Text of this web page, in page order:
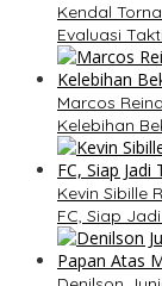
Kendal
Evaluasi
Marcos
Kelebihan
Kevin Sibille
FC, Siap